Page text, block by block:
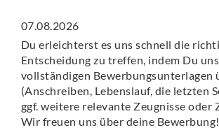
07.08.2026
Du erleichterst es uns schnell die
Entscheidung zu treffen, indem Du
vollständigen
(Anschreiben, Lebenslauf, die letzten
ggf. weitere relevante Zeugnisse oder
Wir freuen uns über deine Bewerbung!